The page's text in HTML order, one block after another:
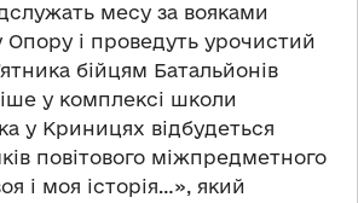
месу за вояками
Опору і проведуть урочистий
бійцям Батальйонів
у комплексі школи
у Криницях відбудеться
повітового міжпредметного
і моя історія…», який